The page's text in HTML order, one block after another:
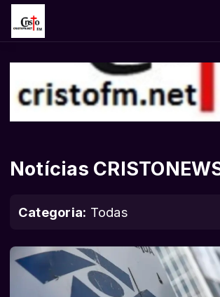
Notícias
Categoria: Todas